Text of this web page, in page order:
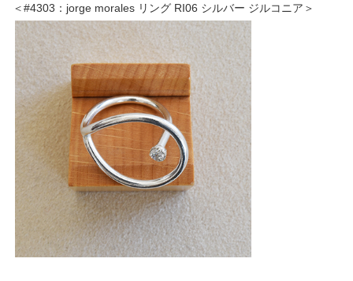
＜#4303：jorge morales リング RI06 シルバー ジルコニア＞